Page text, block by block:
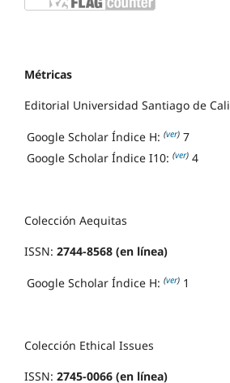
Métricas
Editorial Universidad Santiago de Cali
Google Scholar Índice H: (ver) 7
Google Scholar Índice I10: (ver) 4
Colección Aequitas
ISSN: 2744-8568 (en línea)
Google Scholar Índice H: (ver) 1
Colección Ethical Issues
ISSN: 2745-0066 (en línea)